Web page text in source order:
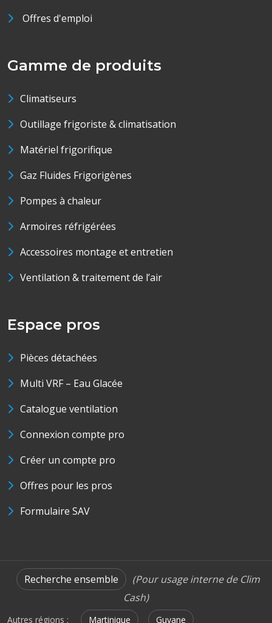
Offres d'emploi
Gamme de produits
Climatiseurs
Outillage frigoriste & climatisation
Matériel frigorifique
Gaz Fluides Frigorigènes
Pompes à chaleur
Armoires réfrigérées
Accessoires montage et entretien
Ventilation & traitement de l’air
Espace pros
Pièces détachées
Multi VRF – Eau Glacée
Catalogue ventilation
Connexion compte pro
Créer un compte pro
Offres pour les pros
Formulaire SAV
Recherche ensemble
(Pour usage interne de Clim
Cash)
Autres régions : Martinique Guyane